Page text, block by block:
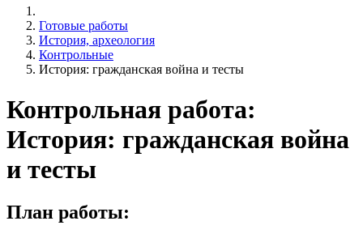
Готовые работы
История, археология
Контрольные
История: гражданская война и тесты
Контрольная работа:
История: гражданская война
и тесты
План работы: